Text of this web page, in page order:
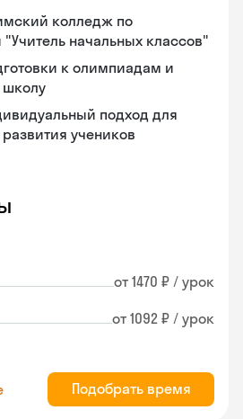
колледж по
начальных классов"
к олимпиадам и
школу
подход для
учеников
от 1470 ₽ / урок
от 1092 ₽ / урок
Подобрать время